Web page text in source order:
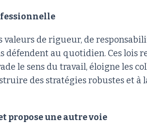
de rigueur, de
défendent au quotidien. Ces lois
le sens du travail, éloigne les
des stratégies robustes et à
propose une autre voie